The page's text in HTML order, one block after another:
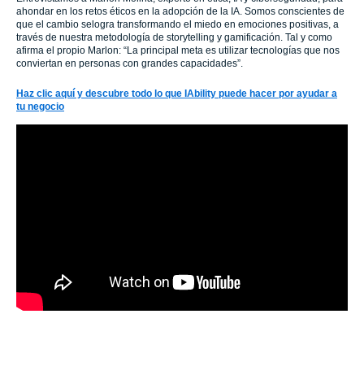
ahondar en los retos éticos en la adopción de la IA. Somos conscientes de
que el cambio selogra transformando el miedo en emociones positivas, a
través de nuestra metodología de storytelling y gamificación. Tal y como
afirma el propio Marlon: “La principal meta es utilizar tecnologías que nos
conviertan en personas con grandes capacidades”.
Haz clic aquí y descubre todo lo que IAbility puede hacer por ayudar a
tu negocio